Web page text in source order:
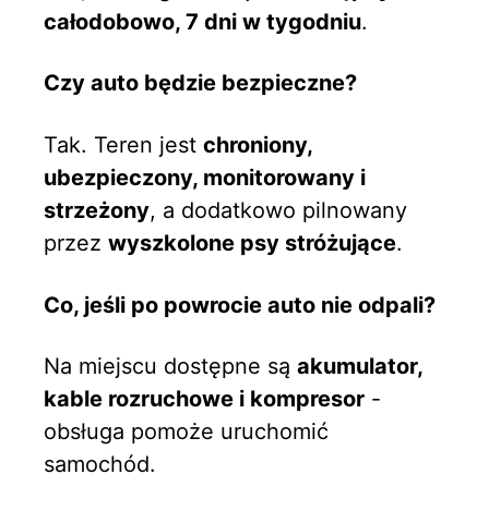
całodobowo, 7 dni w tygodniu.
Czy auto będzie bezpieczne?
Tak. Teren jest chroniony,
ubezpieczony, monitorowany i
strzeżony, a dodatkowo pilnowany
przez wyszkolone psy stróżujące.
Co, jeśli po powrocie auto nie odpali?
Na miejscu dostępne są akumulator,
kable rozruchowe i kompresor -
obsługa pomoże uruchomić
samochód.